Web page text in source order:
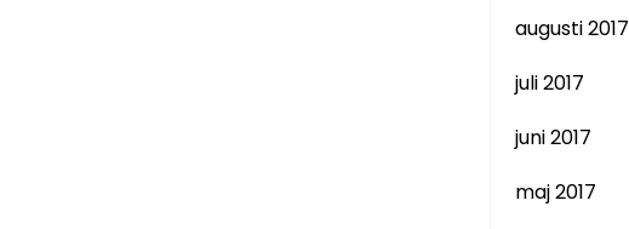
augusti 2017
juli 2017
juni 2017
maj 2017